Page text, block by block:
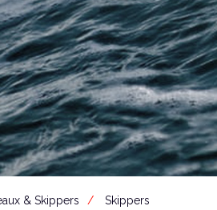
& Skippers
Skippers